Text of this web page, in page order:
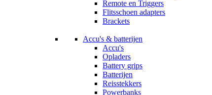
Remote en Triggers
Flitsschoen adapters
Brackets
Accu's & batterijen
Accu's
Opladers
Battery grips
Batterijen
Reisstekkers
Powerbanks